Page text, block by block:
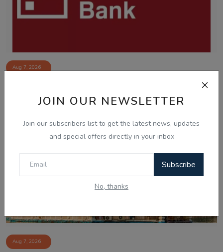
JOIN OUR NEWSLETTER
Join our subscribers list to get the latest news, updates
and special offers directly in your inbox
Subscribe
No, thanks
Aug 7, 2026
ਸੀਬੀਆਈ ਜਾਂਚ ਵਿੱਚ...
Aug 7, 2026